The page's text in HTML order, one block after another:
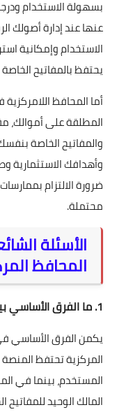
بسهولة الاستخدام
عنها عند إدارة أصولك
الاستخدام وإمكانية
يحتفظ بالمفاتيح
أما المحافظ
المطلقة على أموالك،
والمفاتيح الخاصة
وأهدافك الاستثمارية
ضرورة الالتزام
محتملة.
الأسئلة
المحافظ
1. ما الفرق الأساسي بين المحافظ المركزية واللامركزية؟
يكمن الفرق الأساسي
المركزية تحتفظ المنصة
المستخدم، بينما في
المالك الوحيد